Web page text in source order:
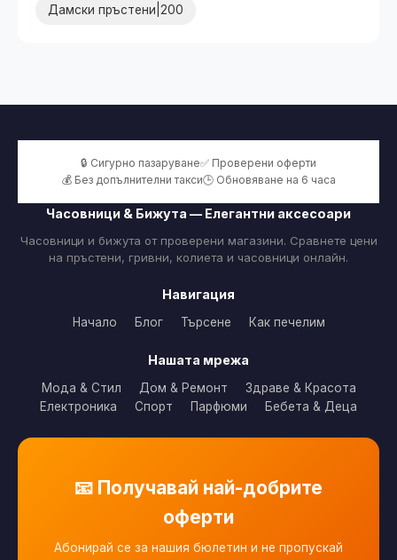
Дамски пръстени|200
🔒 Сигурно пазаруване✅ Проверени оферти
💰 Без допълнителни такси🕒 Обновяване на 6 часа
Часовници & Бижута — Елегантни аксесоари
Часовници и бижута от проверени магазини. Сравнете цени
на пръстени, гривни, колиета и часовници онлайн.
Навигация
Начало Блог Търсене Как печелим
Нашата мрежа
Мода & Стил Дом & Ремонт
Здраве & Красота
Електроника
Спорт Парфюми Бебета & Деца
📧 Получавай най-добрите
оферти
Абонирай се за нашия бюлетин и не пропускай